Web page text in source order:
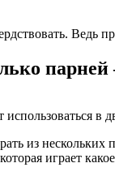
Ведь
в
из нескольких
играет